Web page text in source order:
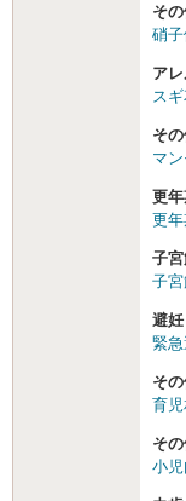
そ
硝
ア
ス
そ
マ
更
更
子
子
避
緊急
そ
育
そ
小